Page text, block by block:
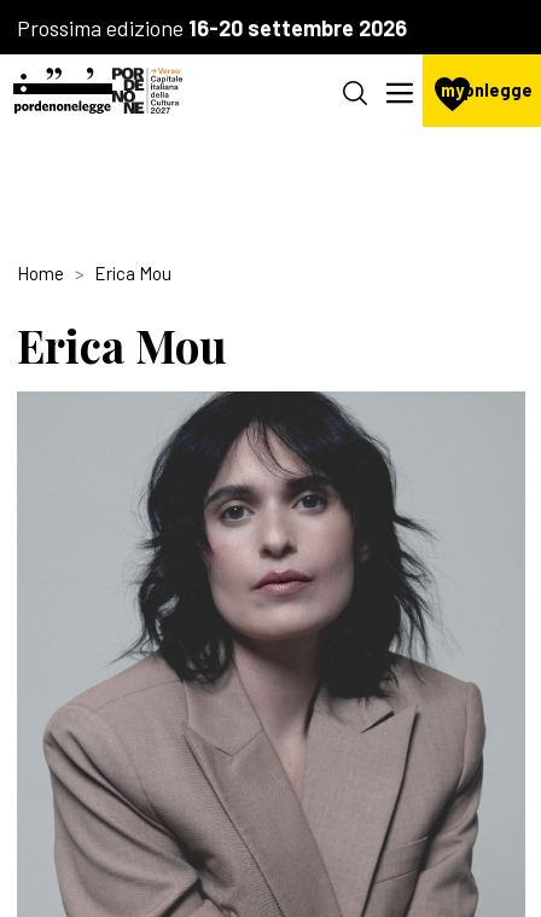
Prossima edizione 16-20 settembre 2026
mypnlegge
Home Erica Mou
Erica Mou